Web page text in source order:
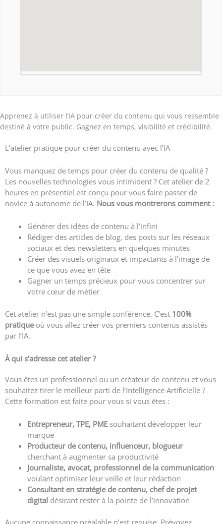
Apprenez à utiliser l’IA pour créer du contenu qui vous ressemble
destiné à votre public. Gagnez en temps, visibilité et crédibilité.
L’atelier pratique pour créer du contenu avec l’IA
Vous manquez de temps pour créer du contenu de qualité ?
Les nouvelles technologies vous intimident ? Cet atelier de 2
heures en présentiel est conçu pour vous faire passer de
novice à autonome de l’IA. Nous vous montrerons comment :
Générer des idées de contenu à l’infini
Rédiger des articles de blog, des posts sur les réseaux
sociaux et des newsletters en quelques minutes
Créer des visuels originaux et impactants à l’image de
ce que vous avez en tête
Gagner un temps précieux pour vous concentrer sur
votre cœur de métier
Cet atelier n’est pas une simple conférence. C’est 100%
pratiqueoù vous allez créer vos premiers contenus assistés
par l’IA.
À qui s’adresse cet atelier ?
Vous êtes un professionnel ou un créateur de contenu et vous
souhaitez tirer le meilleur parti de l’Intelligence Artificielle ?
Cette formation est faite pour vous si vous êtes :
Entrepreneur, TPE, PME souhaitant développer leur
marque
Producteur de contenu, influenceur, blogueur
cherchant à augmenter sa productivité
Journaliste, avocat, professionnel de la communication
voulant optimiser leur veille et leur rédaction
Consultant en stratégie de contenu, chef de projet
digital désirant rester à la pointe de l’innovation